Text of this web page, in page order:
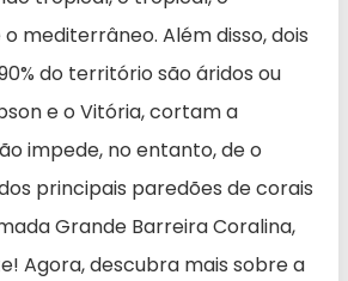
mediterrâneo. Além disso, dois
do território são áridos ou
e o Vitória, cortam a
impede, no entanto, de o
principais paredões de corais
Grande Barreira Coralina,
Agora, descubra mais sobre a